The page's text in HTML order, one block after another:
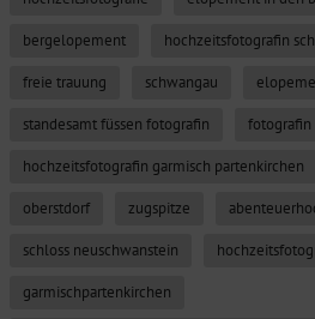
bergelopement hochzeitsfotografin
freie trauung schwangau
standesamt füssen fotografin fotografin
hochzeitsfotografin garmisch partenkirchen
oberstdorf zugspitze
schloss neuschwanstein
garmischpartenkirchen